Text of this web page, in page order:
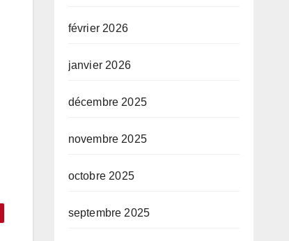
février 2026
janvier 2026
décembre 2025
novembre 2025
octobre 2025
septembre 2025